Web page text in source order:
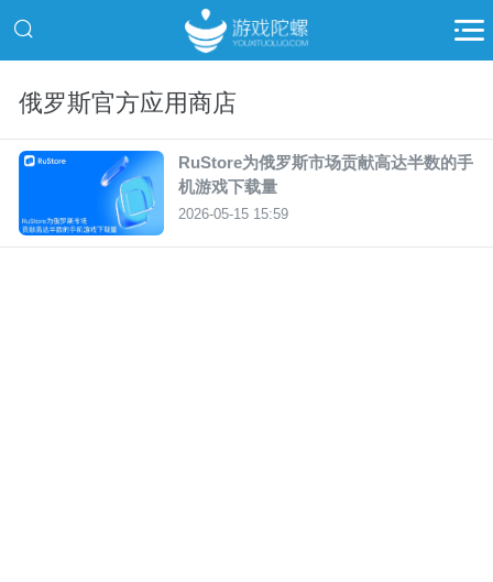
俄罗斯官方应用商店
RuStore为俄罗斯市场贡献高达半数的手
机游戏下载量
2026-05-15 15:59